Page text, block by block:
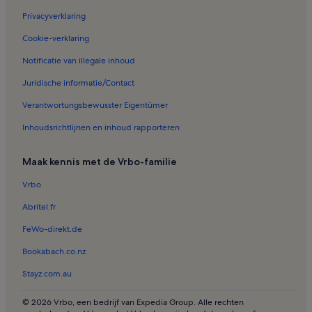
Vakantiehuizen in Kirchheim bei München
Vakantiehuizen in Berg am Laim
Vakantiehuizen in Riem Arcaden Shopping Center
Vakantiehuizen in Riemerling
Huizen in Opper-Beieren
Kastelen in Beieren
Cottages in Beieren
Chalets in Opper-Beieren
Privacyverklaring
Cookie-verklaring
Notificatie van illegale inhoud
Juridische informatie/Contact
Verantwortungsbewusster Eigentümer
Inhoudsrichtlijnen en inhoud rapporteren
Maak kennis met de Vrbo-familie
Vrbo
Abritel.fr
FeWo-direkt.de
Bookabach.co.nz
Stayz.com.au
© 2026 Vrbo, een bedrijf van Expedia Group. Alle rechten